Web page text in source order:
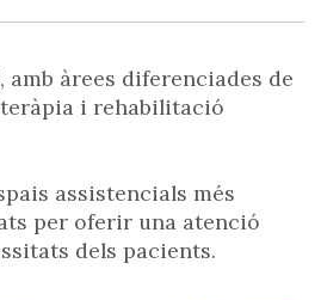
amb àrees diferenciades de
i rehabilitació
assistencials més
per oferir una atenció
dels pacients.